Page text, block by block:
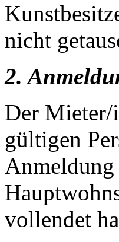
nicht
2.
Der Mieter/
gültigen
vollendet